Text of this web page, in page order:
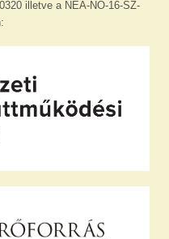
illetve a NEA-NO-16-SZ-